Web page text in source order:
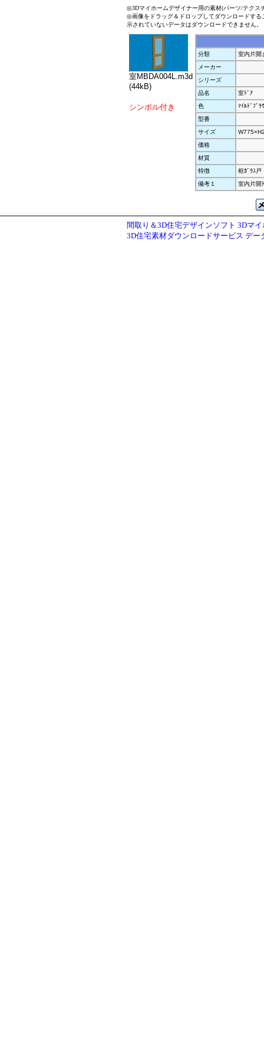
◎3Dマイホームデザイナー用の素材(パーツ/テクス
◎画像をドラッグ＆ドロップしてダウンロードす
示されていないデータはダウンロードできません。
室MBDA004L.m3d
(44kB)
シンボル付き
分類
室内片開
メーカー
シリーズ
品名
室ﾄﾞｱ
色
ﾏｲﾙﾄﾞﾌﾞﾗ
型番
サイズ
価格
材質
特徴
框ｶﾞﾗｽ戸
備考１
室内片開
間取り＆3D住宅デザインソフト 3Dマ
3D住宅素材ダウンロードサービス デー